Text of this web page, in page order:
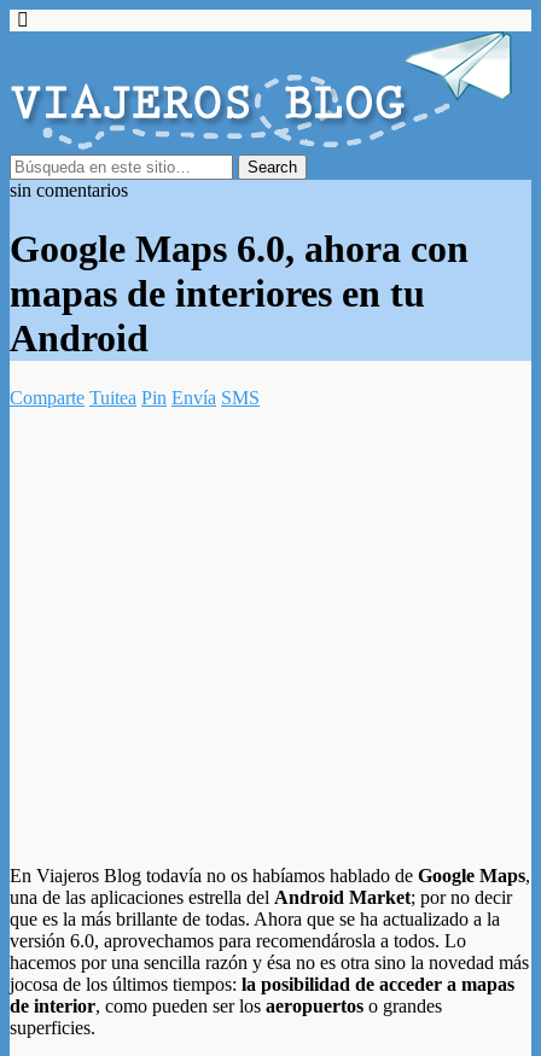
sin comentarios
Google Maps 6.0, ahora con
mapas de interiores en tu
Android
Comparte Tuitea Pin Envía SMS
En Viajeros Blog todavía no os habíamos hablado de Google Maps,
una de las aplicaciones estrella del Android Market; por no decir
que es la más brillante de todas. Ahora que se ha actualizado a la
versión 6.0, aprovechamos para recomendárosla a todos. Lo
hacemos por una sencilla razón y ésa no es otra sino la novedad más
jocosa de los últimos tiempos: la posibilidad de acceder a mapas
de interior, como pueden ser los aeropuertos o grandes
superficies.